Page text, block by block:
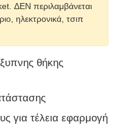
ΔΕΝ περιλαμβάνεται
ηλεκτρονικά, τσιπ
θήκης
για τέλεια εφαρμογή